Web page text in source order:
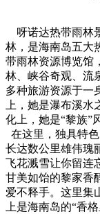
呀诺达热带雨林
林，是海南岛五大
带雨林资源博览馆
林、峡谷奇观、流
多种旅游资源于一
上，她是瀑布溪
化上，她是“黎族”
在这里，独具特
长达数公里雄伟瑰
飞花溅雪让你留连
甘美如饴的黎家香
爱不释手。这里集
上是海南岛的“香